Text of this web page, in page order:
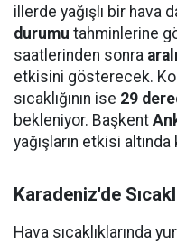
illerde yağışlı bir hava
durumu tahminlerine
saatlerinden sonra
etkisini gösterecek.
sıcaklığının ise 29
bekleniyor. Başkent
yağışların etkisi
Karadeniz'de
Hava sıcaklıklarında